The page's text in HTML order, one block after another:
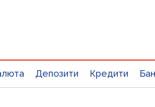
Депозити Кредити